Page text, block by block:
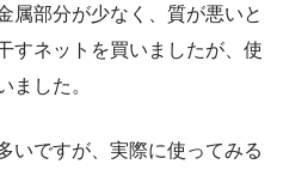
属部分が少なく、質が悪いと
すネットを買いましたが、使
ました。
いですが、実際に使ってみる